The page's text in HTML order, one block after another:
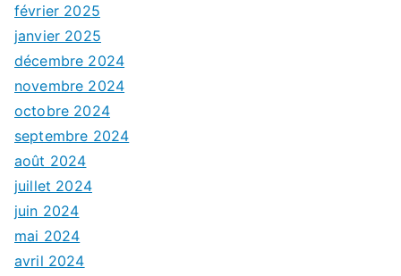
février 2025
janvier 2025
décembre 2024
novembre 2024
octobre 2024
septembre 2024
août 2024
juillet 2024
juin 2024
mai 2024
avril 2024